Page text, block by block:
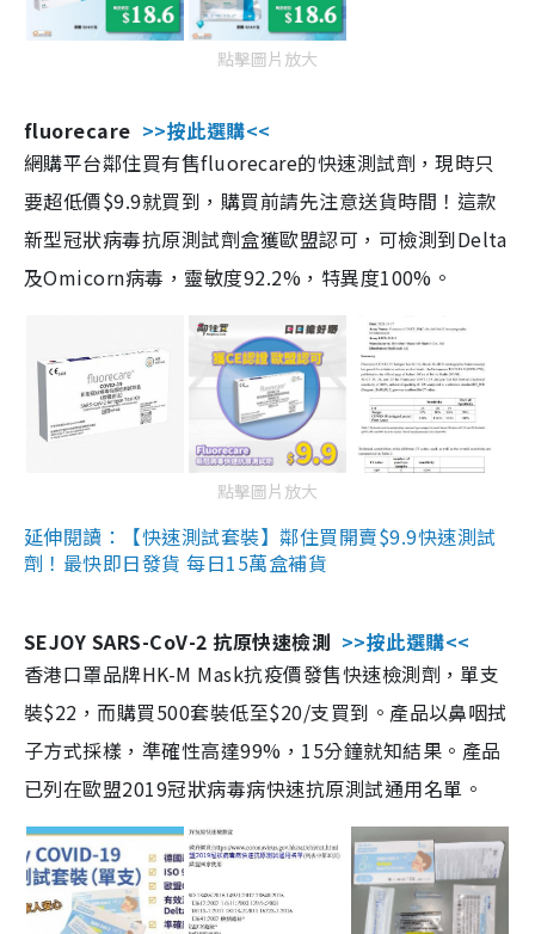
點擊圖片放大
fluorecare >>按此選購<<
網購平台鄰住買有售fluorecare的快速測試劑，現時只
要超低價$9.9就買到，購買前請先注意送貨時間！這款
新型冠狀病毒抗原測試劑盒獲歐盟認可，可檢測到Delta
及Omicorn病毒，靈敏度92.2%，特異度100%。
點擊圖片放大
延伸閱讀：【快速測試套裝】鄰住買開賣$9.9快速測試
劑！最快即日發貨 每日15萬盒補貨
SEJOY SARS-CoV-2 抗原快速檢測 >>按此選購<<
香港口罩品牌HK-M Mask抗疫價發售快速檢測劑，單支
裝$22，而購買500套裝低至$20/支買到。產品以鼻咽拭
子方式採樣，準確性高達99%，15分鐘就知結果。產品
已列在歐盟2019冠狀病毒病快速抗原測試通用名單。